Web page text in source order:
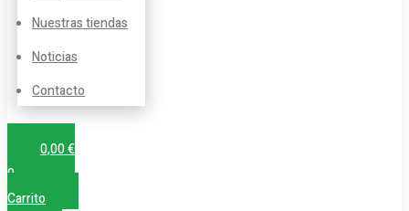
Nuestras tiendas
Noticias
Contacto
0,00€
0
Carrito